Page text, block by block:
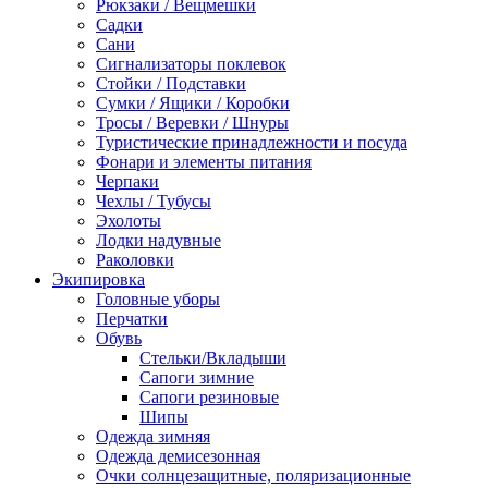
Рюкзаки / Вещмешки
Садки
Сани
Сигнализаторы поклевок
Стойки / Подставки
Сумки / Ящики / Коробки
Тросы / Веревки / Шнуры
Туристические принадлежности и посуда
Фонари и элементы питания
Черпаки
Чехлы / Тубусы
Эхолоты
Лодки надувные
Раколовки
Экипировка
Головные уборы
Перчатки
Обувь
Стельки/Вкладыши
Сапоги зимние
Сапоги резиновые
Шипы
Одежда зимняя
Одежда демисезонная
Очки солнцезащитные, поляризационные